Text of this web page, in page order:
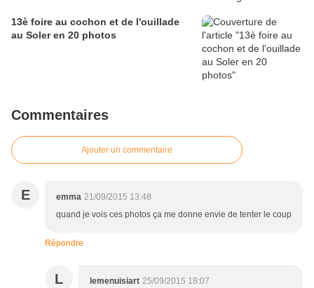
13è foire au cochon et de l'ouillade
au Soler en 20 photos
Commentaires
Ajouter un commentaire
E emma 21/09/2015 13:48
quand je vois ces photos ça me donne envie de tenter le coup
Répondre
L lemenuisiart 25/09/2015 18:07